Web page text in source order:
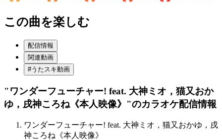
この曲を楽しむ
配信情報
関連動画
#うたスキ動画
"ワンダーフューチャー! feat. 大神ミオ，猫又おか
ゆ，戌神ころね《本人映像》"のカラオケ配信情報
ワンダーフューチャー! feat. 大神ミオ，猫又おかゆ，戌
神ころね《本人映像》